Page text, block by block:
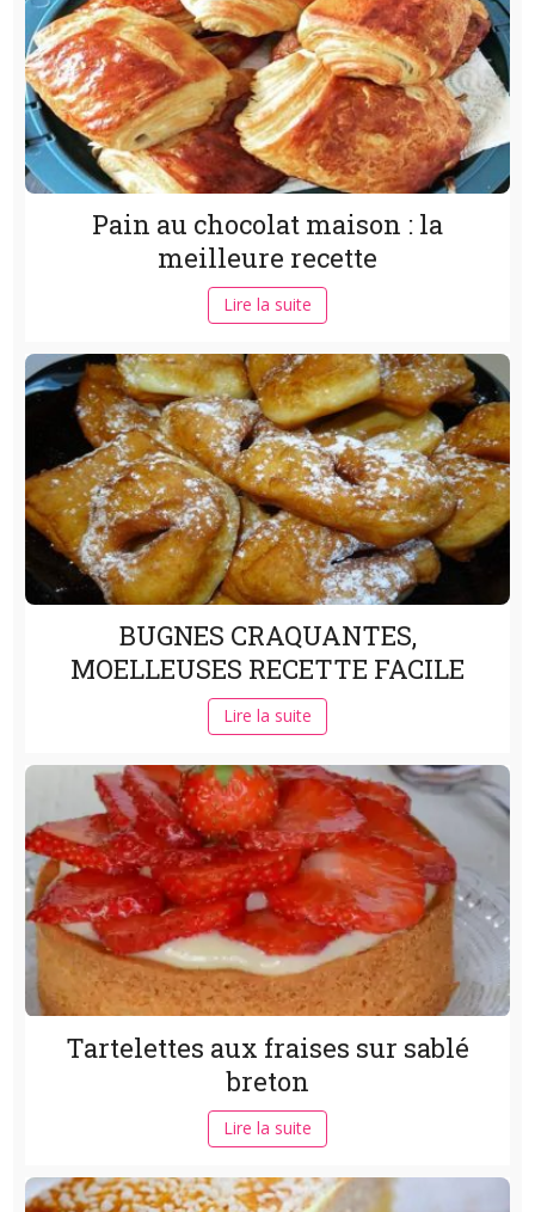
Pain au chocolat maison : la
meilleure recette
Lire la suite
BUGNES CRAQUANTES,
MOELLEUSES RECETTE FACILE
Lire la suite
Tartelettes aux fraises sur sablé
breton
Lire la suite